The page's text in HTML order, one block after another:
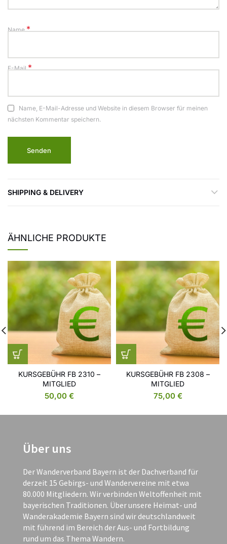
Name*
E-Mail*
Name, E-Mail-Adresse und Website in diesem Browser für meinen
nächsten Kommentar speichern.
SHIPPING & DELIVERY
ÄHNLICHE PRODUKTE
KURSGEBÜHR FB 2310 –
MITGLIED
50,00 €
KURSGEBÜHR FB 2308 –
MITGLIED
75,00 €
Über uns
Der Wanderverband Bayern ist der Dachverband für
derzeit 15 Gebirgs- und Wandervereine mit etwa
80.000 Mitgliedern. Wir verbinden Weltoffenheit mit
bayerischen Traditionen. Über unsere Heimat- und
Wanderakademie Bayern sind wir deutschlandweit
mit führend im Bereich der Aus- und Fortbildung
rund um das Thema Wandern.